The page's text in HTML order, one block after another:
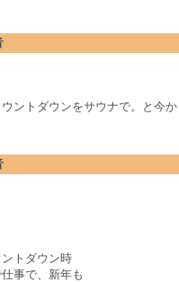
ントダウンをサウナで。と今
トダウン時
事で、新年も